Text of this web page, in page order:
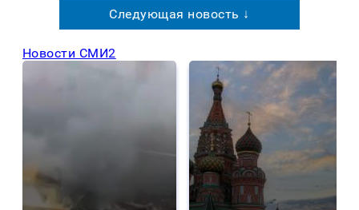
Следующая новость ↓
Новости СМИ2